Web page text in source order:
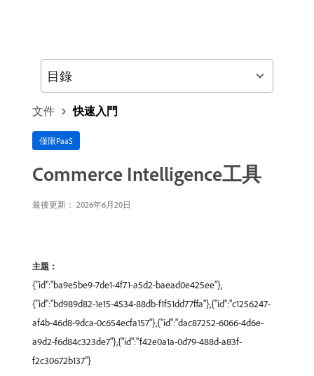
文件 快速入門
僅限PaaS
Commerce Intelligence工具
最後更新： 2026年6月20日
主題：
{"id":"ba9e5be9-7de1-4f71-a5d2-baead0e425ee"},
{"id":"bd989d82-1e15-4534-88db-f1f51dd77ffa"},{"id":"c1256247-
af4b-46d8-9dca-0c654ecfa157"},{"id":"dac87252-6066-4d6e-
a9d2-f6d84c323de7"},{"id":"f42e0a1a-0d79-488d-a83f-
f2c30672b137"}
目錄